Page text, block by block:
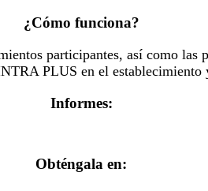
¿Cómo funciona?
participantes, así como
PLUS en el
Informes:
Obténgala en: